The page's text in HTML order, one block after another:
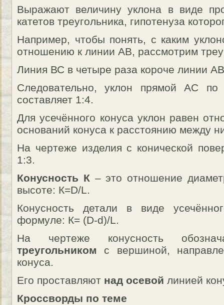
Выражают величину уклона в виде
катетов треугольника, гипотенуза
Например, чтобы понять, с каким
отношению к линии АВ, рассмотрим
Линия ВС в четыре раза короче линии
Следовательно, уклон прямой АС
составляет 1:4.
Для усечённого конуса уклон равен
оснований конуса к расстоянию между
На чертеже изделия с конической
1:3.
Конусность К – это отношение
высоте: К=D/L.
Конусность детали в виде
формуле: К= (D-d)/L.
На чертеже конусность
треугольником с вершиной,
конуса.
Его проставляют над осевой линией
Кроссворды по теме